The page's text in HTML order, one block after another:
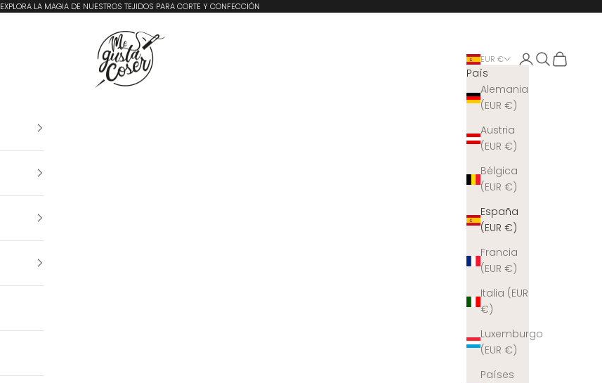
EXPLORA LA MAGIA DE NUESTROS TEJIDOS PARA CORTE Y CONFECCIÓN
Me Gusta Coser
EUR €
País
Alemania
(EUR €)
Austria
(EUR €)
Bélgica
(EUR €)
España
(EUR €)
Francia
(EUR €)
Italia (EUR
€)
Luxemburgo
(EUR €)
Países
Iniciar sesión
Buscar
Cesta